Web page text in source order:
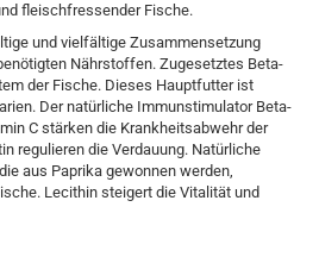
fleischfressender Fische.
und vielfältige Zusammensetzung
Nährstoffen. Zugesetztes Beta-
der Fische. Dieses Hauptfutter ist
Der natürliche Immunstimulator Beta-
C stärken die Krankheitsabwehr der
regulieren die Verdauung. Natürliche
aus Paprika gewonnen werden,
Lecithin steigert die Vitalität und